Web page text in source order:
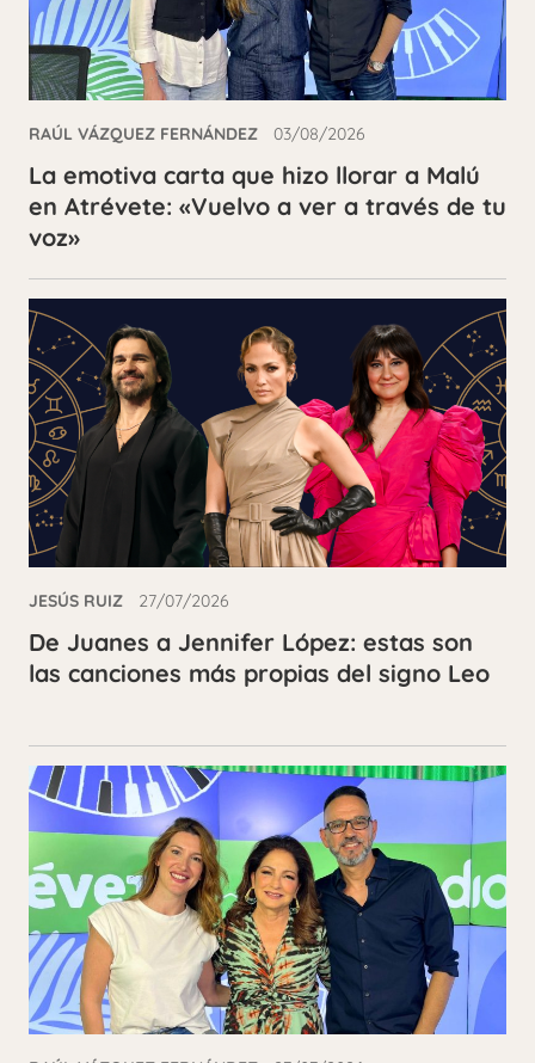
RAÚL VÁZQUEZ FERNÁNDEZ 03/08/2026
La emotiva carta que hizo llorar a Malú
en Atrévete: «Vuelvo a ver a través de tu
voz»
JESÚS RUIZ 27/07/2026
De Juanes a Jennifer López: estas son
las canciones más propias del signo Leo